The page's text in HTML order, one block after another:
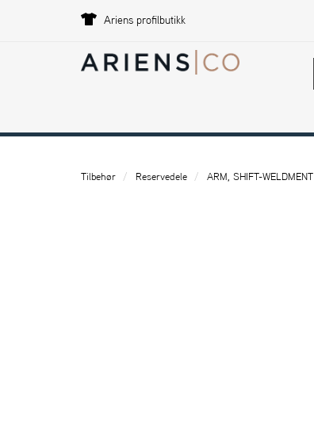
Ariens profilbutikk
Tilbehør Reservedele ARM, SHIFT-WELDMENT